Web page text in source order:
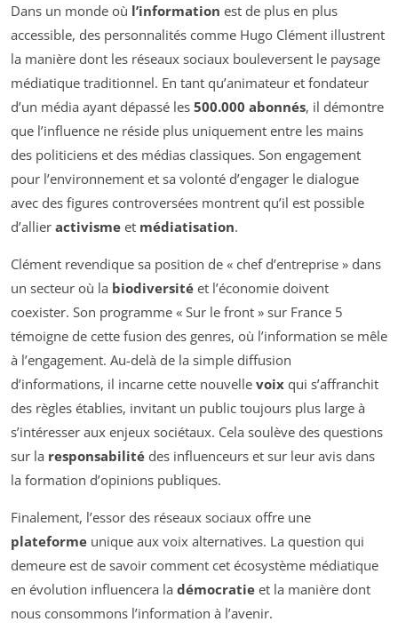
Dans un monde où l’information est de plus en plus
accessible, des personnalités comme Hugo Clément illustrent
la manière dont les réseaux sociaux bouleversent le paysage
médiatique traditionnel. En tant qu’animateur et fondateur
d’un média ayant dépassé les 500.000 abonnés, il démontre
que l’influence ne réside plus uniquement entre les mains
des politiciens et des médias classiques. Son engagement
pour l’environnement et sa volonté d’engager le dialogue
avec des figures controversées montrent qu’il est possible
d’allier activisme et médiatisation.
Clément revendique sa position de « chef d’entreprise » dans
un secteur où la biodiversité et l’économie doivent
coexister. Son programme « Sur le front » sur France 5
témoigne de cette fusion des genres, où l’information se mêle
à l’engagement. Au-delà de la simple diffusion
d’informations, il incarne cette nouvelle voix qui s’affranchit
des règles établies, invitant un public toujours plus large à
s’intéresser aux enjeux sociétaux. Cela soulève des questions
sur la responsabilité des influenceurs et sur leur avis dans
la formation d’opinions publiques.
Finalement, l’essor des réseaux sociaux offre une
plateforme unique aux voix alternatives. La question qui
demeure est de savoir comment cet écosystème médiatique
en évolution influencera la démocratie et la manière dont
nous consommons l’information à l’avenir.